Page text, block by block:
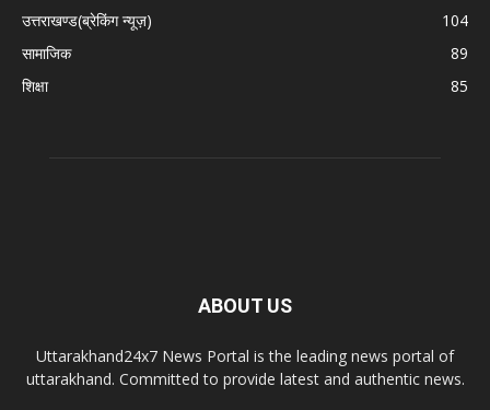
उत्तराखण्ड(ब्रेकिंग न्यूज़)
104
सामाजिक
89
शिक्षा
85
ABOUT US
Uttarakhand24x7 News Portal is the leading news portal of
uttarakhand. Committed to provide latest and authentic news.